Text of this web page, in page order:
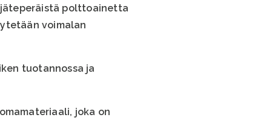
jäteperäistä polttoainetta
voimalan
tuotannossa ja
joka on